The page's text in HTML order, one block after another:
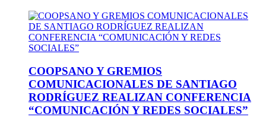
COOPSANO Y GREMIOS
COMUNICACIONALES DE SANTIAGO
RODRÍGUEZ REALIZAN CONFERENCIA
“COMUNICACIÓN Y REDES SOCIALES”